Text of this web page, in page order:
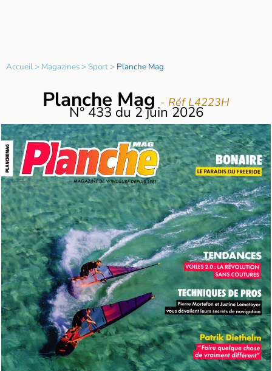
Accueil> Magazines> Sport> Planche Mag
Planche Mag - Réf L4223H
N°433 du2 juin 2026